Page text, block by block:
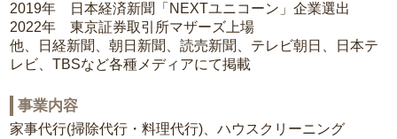
2019年 日本経済新聞「NEXTユニコーン」企業選出
2022年 東京証券取引所マザーズ上場
他、日経新聞、朝日新聞、読売新聞、テレビ朝日、日本テ
レビ、TBSなど各種メディアにて掲載
事業内容
家事代行(掃除代行・料理代行)、ハウスクリーニング